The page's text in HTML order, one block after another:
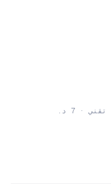
تقني · 7 د.